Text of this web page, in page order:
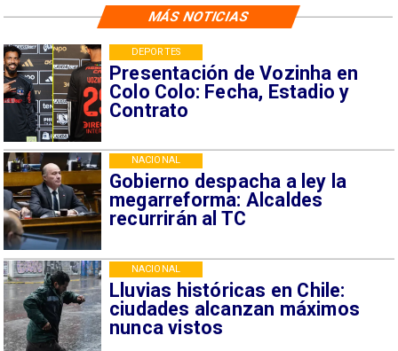
Presentación de Vozinha en
Colo Colo: Fecha, Estadio y
Contrato
DEPORTES
Gobierno despacha a ley la
megarreforma: Alcaldes
recurrirán al TC
NACIONAL
Lluvias históricas en Chile:
ciudades alcanzan máximos
nunca vistos
NACIONAL
MÁS NOTICIAS